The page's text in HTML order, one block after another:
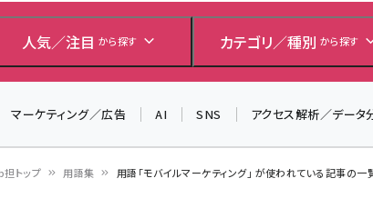
人気／注目 から探す カテゴリ／種別 から探す
マーケティング／広告 AI SNS アクセス解析／データ
トップ 用語集 用語「モバイルマーケティング」 が使われている記事の一
2026」開催！
▼申し込みはこちらか